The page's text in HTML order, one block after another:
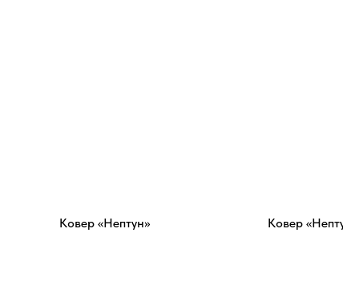
Ковер «Нептун» Ковер «Нептун»